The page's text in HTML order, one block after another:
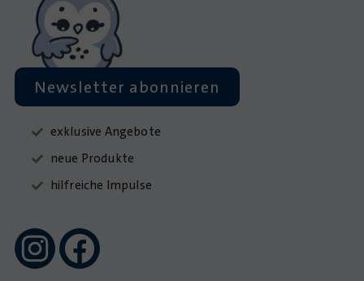
Newsletter abonnieren
exklusive Angebote
neue Produkte
hilfreiche Impulse